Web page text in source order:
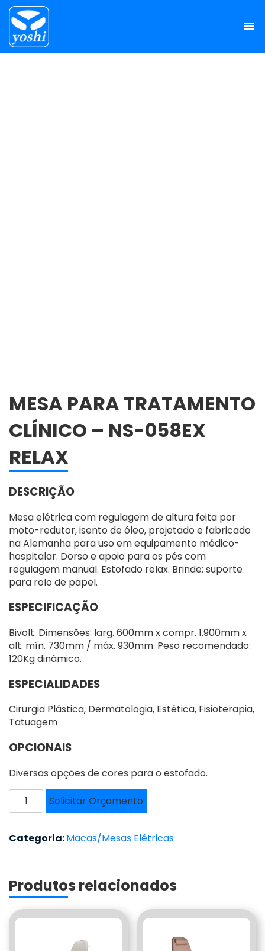
MESA PARA TRATAMENTO
CLÍNICO – NS-058EX
RELAX
DESCRIÇÃO
Mesa elétrica com regulagem de altura feita por
moto-redutor, isento de óleo, projetado e fabricado
na Alemanha para uso em equipamento médico-
hospitalar. Dorso e apoio para os pés com
regulagem manual. Estofado relax. Brinde: suporte
para rolo de papel.
ESPECIFICAÇÃO
Bivolt. Dimensões: larg. 600mm x compr. 1.900mm x
alt. mín. 730mm / máx. 930mm. Peso recomendado:
120Kg dinâmico.
ESPECIALIDADES
Cirurgia Plástica, Dermatologia, Estética, Fisioterapia,
Tatuagem
OPCIONAIS
Diversas opções de cores para o estofado.
MESA
PARA
CLÍNICO
RELAX
quantidade
Solicitar Orçamento
Categoria:Macas/Mesas Elétricas
Produtos relacionados